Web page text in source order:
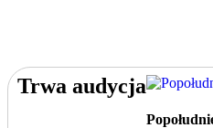
Trwa audycja